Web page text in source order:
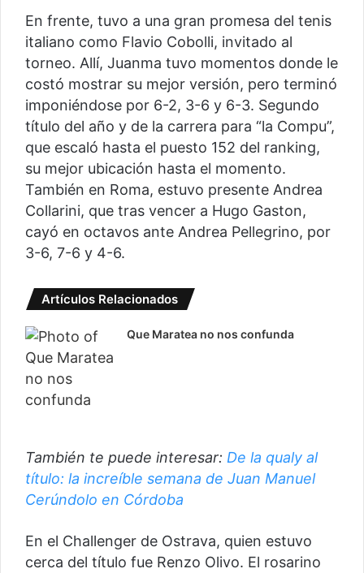
En frente, tuvo a una gran promesa del tenis
italiano como Flavio Cobolli, invitado al
torneo. Allí, Juanma tuvo momentos donde le
costó mostrar su mejor versión, pero terminó
imponiéndose por 6-2, 3-6 y 6-3. Segundo
título del año y de la carrera para “la Compu”,
que escaló hasta el puesto 152 del ranking,
su mejor ubicación hasta el momento.
También en Roma, estuvo presente Andrea
Collarini, que tras vencer a Hugo Gaston,
cayó en octavos ante Andrea Pellegrino, por
3-6, 7-6 y 4-6.
Artículos Relacionados
Que Maratea no nos confunda
También te puede interesar: De la qualy al
título: la increíble semana de Juan Manuel
Cerúndolo en Córdoba
En el Challenger de Ostrava, quien estuvo
cerca del título fue Renzo Olivo. El rosarino